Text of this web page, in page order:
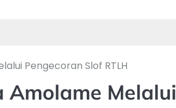
Pengecoran Slof RTLH
Amolame Melalui